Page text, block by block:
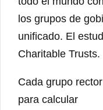
los grupos de
unificado. El
Charitable Trusts.
Cada grupo
para calcular